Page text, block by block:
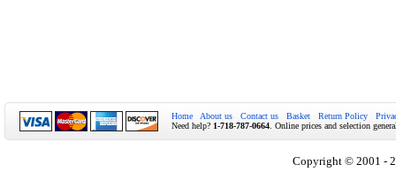
Home About us Contact us Basket Return Policy
Need help? 1-718-787-0664 . Online prices and selection
Copyright © 2001 -